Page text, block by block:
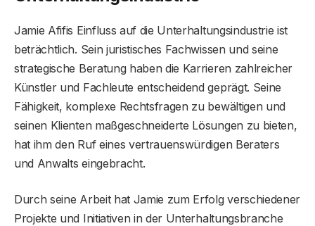
Jamie Afifis Einfluss auf die Unterhaltungsindustrie ist
beträchtlich. Sein juristisches Fachwissen und seine
strategische Beratung haben die Karrieren zahlreicher
Künstler und Fachleute entscheidend geprägt. Seine
Fähigkeit, komplexe Rechtsfragen zu bewältigen und
seinen Klienten maßgeschneiderte Lösungen zu bieten,
hat ihm den Ruf eines vertrauenswürdigen Beraters
und Anwalts eingebracht.
Durch seine Arbeit hat Jamie zum Erfolg verschiedener
Projekte und Initiativen in der Unterhaltungsbranche